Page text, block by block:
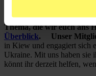
zivilgesellschaftliche
werden dabei von uns in
Thema, die wir euch ans
Überblick. Unser
in Kiew und engagiert sich
Ukraine. Mit uns haben sie
könnt ihr derzeit helfen,